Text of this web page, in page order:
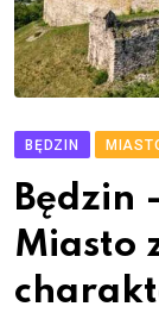
BĘDZIN
Będzin
Miasto